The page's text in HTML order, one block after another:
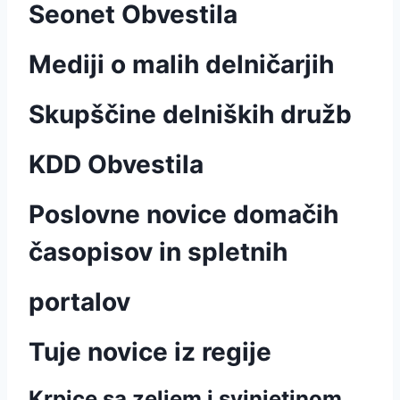
Seonet Obvestila
Mediji o malih delničarjih
Skupščine delniških družb
KDD Obvestila
Poslovne novice domačih
časopisov in spletnih
portalov
Tuje novice iz regije